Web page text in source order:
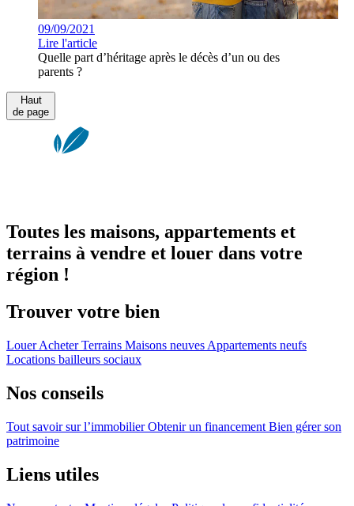
09/09/2021
Lire l'article
Quelle part d’héritage après le décès d’un ou des
parents ?
Haut
de page
Toutes les maisons, appartements et
terrains à vendre et louer dans votre
région !
Trouver votre bien
LouerAcheterTerrains Maisons neuves Appartements neufs
Locations bailleurs sociaux
Nos conseils
Tout savoir sur l’immobilierObtenir un financement Bien gérer son
patrimoine
Liens utiles